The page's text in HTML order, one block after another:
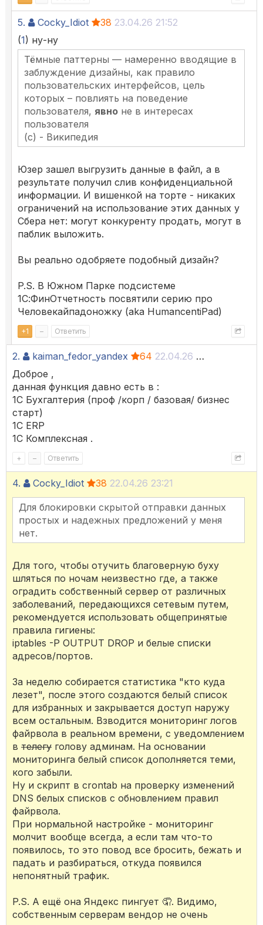
5. Cocky_Idiot 38 23.04.26 21:52
(1) ну-ну
Тёмные паттерны — намеренно вводящие в
заблуждение дизайны, как правило
пользовательских интерфейсов, цель
которых – повлиять на поведение
пользователя, явно не в интересах
пользователя
(с) - Википедия
Юзер зашел выгрузить данные в файл, а в
результате получил слив конфиденциальной
информации. И вишенкой на торте - никаких
ограничений на использование этих данных у
Сбера нет: могут конкуренту продать, могут в
паблик выложить.
Вы реально одобряете подобный дизайн?
P.S. В Южном Парке подсистеме
1С:ФинОтчетность посвятили серию про
Человекайпадоножку (aka HumancentiPad)
+1 – Ответить
2. kaiman_fedor_yandex 64 22.04.26 09:04
Доброе ,
данная функция давно есть в :
1С Бухгалтерия (проф /корп / базовая/ бизнес
старт)
1C ERP
1C Комплексная .
+ – Ответить
4. Cocky_Idiot 38 22.04.26 23:21
Для блокировки скрытой отправки данных
простых и надежных предложений у меня
нет.
Для того, чтобы отучить благоверную буху
шляться по ночам неизвестно где, а также
оградить собственный сервер от различных
заболеваний, передающихся сетевым путем,
рекомендуется использовать общепринятые
правила гигиены:
iptables -P OUTPUT DROP и белые списки
адресов/портов.
За неделю собирается статистика "кто куда
лезет", после этого создаются белый список
для избранных и закрывается доступ наружу
всем остальным. Взводится мониторинг логов
файрвола в реальном времени, с уведомлением
в телегу голову админам. На основании
мониторинга белый список дополняется теми,
кого забыли.
Ну и скрипт в crontab на проверку изменений
DNS белых списков с обновлением правил
файрвола.
При нормальной настройке - мониторинг
молчит вообще всегда, а если там что-то
появилось, то это повод все бросить, бежать и
падать и разбираться, откуда появился
непонятный трафик.
P.S. А ещё она Яндекс пингует 🤦. Видимо,
собственным серверам вендор не очень